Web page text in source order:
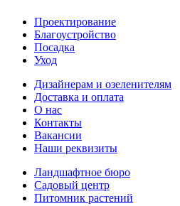
Проектирование
Благоустройство
Посадка
Уход
Дизайнерам и озеленителям
Доставка и оплата
О нас
Контакты
Вакансии
Наши реквизиты
Ландшафтное бюро
Садовый центр
Питомник растений